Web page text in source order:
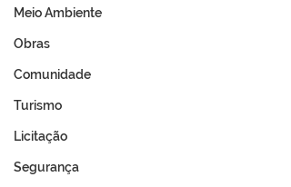
Meio Ambiente
Obras
Comunidade
Turismo
Licitação
Segurança